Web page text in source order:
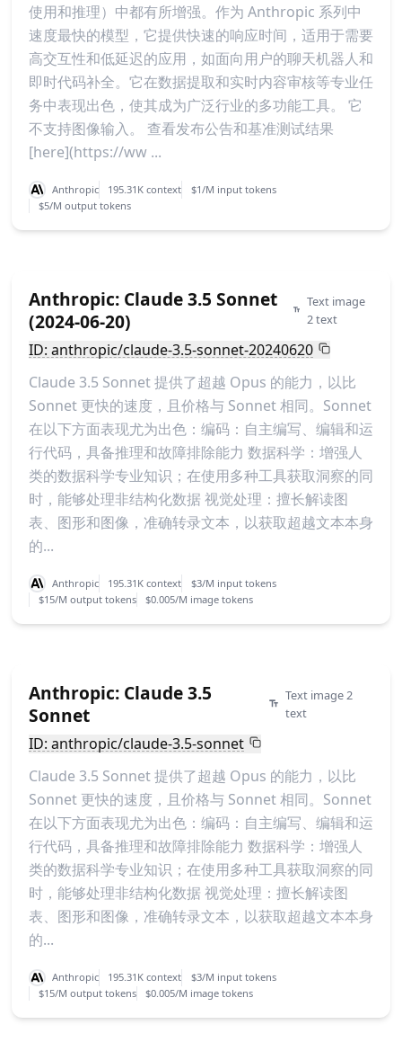
使用和推理）中都有所增强。作为 Anthropic 系列中
速度最快的模型，它提供快速的响应时间，适用于需要
高交互性和低延迟的应用，如面向用户的聊天机器人和
即时代码补全。它在数据提取和实时内容审核等专业任
务中表现出色，使其成为广泛行业的多功能工具。 它
不支持图像输入。 查看发布公告和基准测试结果
[here](https://ww ...
Anthropic 195.31K context
$1/M input tokens
$5/M output tokens
Anthropic: Claude 3.5 Sonnet
(2024-06-20)
Text image
2 text
ID: anthropic/claude-3.5-sonnet-20240620
Claude 3.5 Sonnet 提供了超越 Opus 的能力，以比
Sonnet 更快的速度，且价格与 Sonnet 相同。Sonnet
在以下方面表现尤为出色：编码：自主编写、编辑和运
行代码，具备推理和故障排除能力 数据科学：增强人
类的数据科学专业知识；在使用多种工具获取洞察的同
时，能够处理非结构化数据 视觉处理：擅长解读图
表、图形和图像，准确转录文本，以获取超越文本本身
的...
Anthropic 195.31K context
$3/M input tokens
$15/M output tokens
$0.005/M image tokens
Anthropic: Claude 3.5
Sonnet
Text image 2
text
ID: anthropic/claude-3.5-sonnet
Claude 3.5 Sonnet 提供了超越 Opus 的能力，以比
Sonnet 更快的速度，且价格与 Sonnet 相同。Sonnet
在以下方面表现尤为出色：编码：自主编写、编辑和运
行代码，具备推理和故障排除能力 数据科学：增强人
类的数据科学专业知识；在使用多种工具获取洞察的同
时，能够处理非结构化数据 视觉处理：擅长解读图
表、图形和图像，准确转录文本，以获取超越文本本身
的...
Anthropic 195.31K context
$3/M input tokens
$15/M output tokens
$0.005/M image tokens